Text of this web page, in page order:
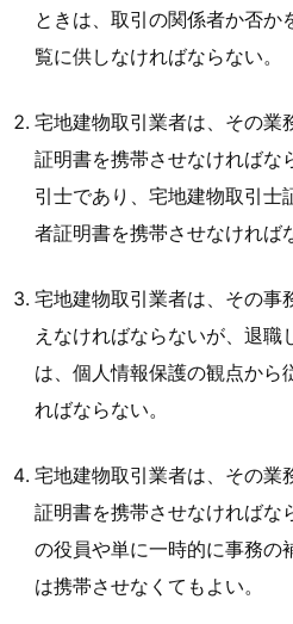
ときは、取引の関係者か否か
覧に供しなければならない。
宅地建物取引業者は、その業
証明書を携帯させなければな
引士であり、宅地建物取引士
者証明書を携帯させなければ
宅地建物取引業者は、その事
えなければならないが、退職
は、個人情報保護の観点から
ればならない。
宅地建物取引業者は、その業
証明書を携帯させなければな
の役員や単に一時的に事務の
は携帯させなくてもよい。